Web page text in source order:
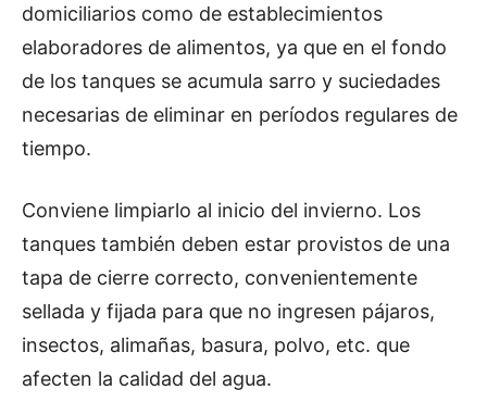
domiciliarios como de establecimientos
elaboradores de alimentos, ya que en el fondo
de los tanques se acumula sarro y suciedades
necesarias de eliminar en períodos regulares de
tiempo.
Conviene limpiarlo al inicio del invierno. Los
tanques también deben estar provistos de una
tapa de cierre correcto, convenientemente
sellada y fijada para que no ingresen pájaros,
insectos, alimañas, basura, polvo, etc. que
afecten la calidad del agua.